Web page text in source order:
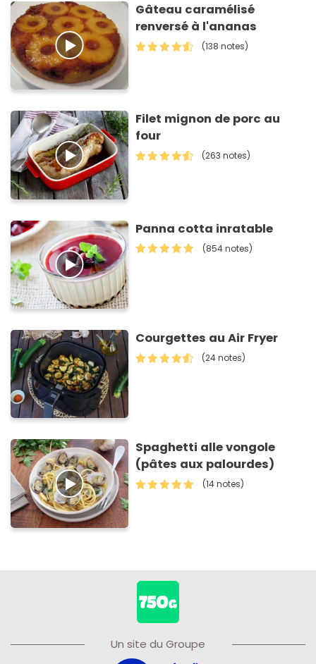
Gâteau caramélisé
renversé à l'ananas
(138 notes)
Filet mignon de porc au
four
(263 notes)
Panna cotta inratable
(854 notes)
Courgettes au Air Fryer
(24 notes)
Spaghetti alle vongole
(pâtes aux palourdes)
(14 notes)
Un site du Groupe